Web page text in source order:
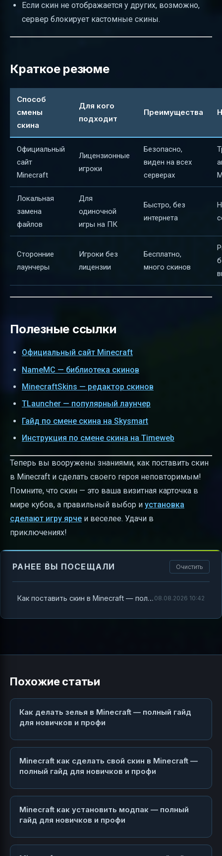
Если скин не отображается у других, возможно,
сервер блокирует кастомные скины.
Краткое резюме
Способ
смены
скина
Для кого
подходит
Преимущества
Официальный
сайт
Minecraft
Лицензионные
игроки
Безопасно,
виден на всех
серверах
Локальная
замена
файлов
Для
одиночной
игры на ПК
Быстро, без
интернета
Сторонние
лаунчеры
Игроки без
лицензии
Бесплатно,
много скинов
Полезные ссылки
Официальный сайт Minecraft
NameMC — библиотека скинов
MinecraftSkins — редактор скинов
TLauncher — популярный лаунчер
Гайд по смене скина на Skysmart
Инструкция по смене скина на Timeweb
Теперь вы вооружены знаниями, как поставить скин
в Minecraft и сделать своего героя неповторимым!
Помните, что скин — это ваша визитная карточка в
мире кубов, а правильный выбор и установка
сделают игру ярче и веселее. Удачи в
приключениях!
РАНЕЕ ВЫ ПОСЕЩАЛИ Очистить
Как поставить скин в Minecraft — полный гайд для новичков и профи 08.08.2026 10:42
Похожие статьи
Как делать зелья в Minecraft — полный гайд
для новичков и профи
Minecraft как сделать свой скин в Minecraft —
полный гайд для новичков и профи
Minecraft как установить модпак — полный
гайд для новичков и профи